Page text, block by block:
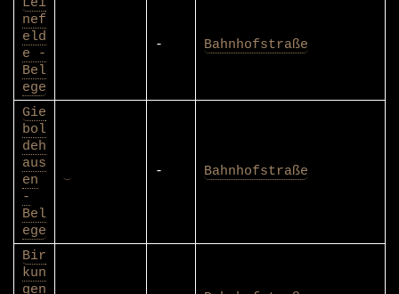
nef
eld
e -
Bel
ege
- Bahnhofstraße
Gie
bol
deh
aus
en
-
Bel
ege
- Bahnhofstraße
Bir
kun
gen